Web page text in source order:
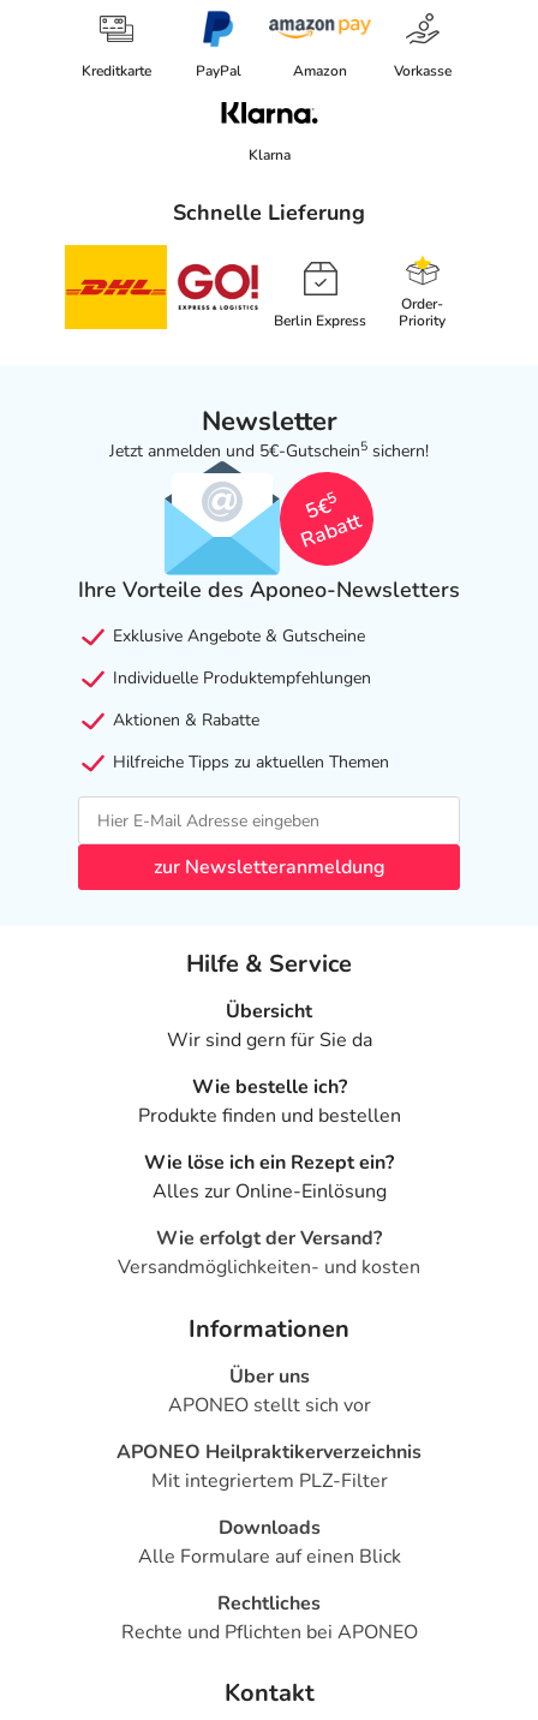
Kreditkarte PayPal Amazon Vorkasse
Klarna
Schnelle Lieferung
Berlin Express
Order-
Priority
Newsletter
Jetzt anmelden und 5€-Gutschein5 sichern!
5€
5
Rabatt
Ihre Vorteile des Aponeo-Newsletters
Exklusive Angebote & Gutscheine
Individuelle Produktempfehlungen
Aktionen & Rabatte
Hilfreiche Tipps zu aktuellen Themen
zur Newsletteranmeldung
Hilfe & Service
Übersicht
Wir sind gern für Sie da
Wie bestelle ich?
Produkte finden und bestellen
Wie löse ich ein Rezept ein?
Alles zur Online-Einlösung
Wie erfolgt der Versand?
Versandmöglichkeiten- und kosten
Informationen
Über uns
APONEO stellt sich vor
APONEO Heilpraktikerverzeichnis
Mit integriertem PLZ-Filter
Downloads
Alle Formulare auf einen Blick
Rechtliches
Rechte und Pflichten bei APONEO
Kontakt